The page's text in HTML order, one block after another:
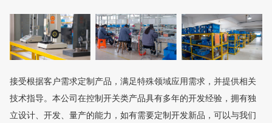
接受根据客户需求定制产品，满足特殊领域应用需求，并提供相关
技术指导。本公司在控制开关类产品具有多年的开发经验，拥有独
立设计、开发、量产的能力，如有需要定制开发新品，可以与我们